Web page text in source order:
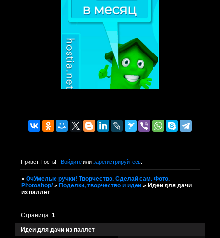
Привет, Гость! Войдитеили зарегистрируйтесь.
»ОчУмелые ручки! Творчество. Сделай сам. Фото.
Photoshop/ » Поделки, творчество и идеи » Идеи для дачи
из паллет
Идеи для дачи из паллет
Страница:1